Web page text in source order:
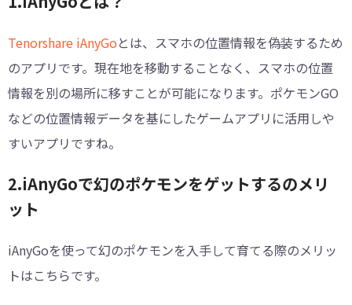
Tenorshare iAnyGoとは、スマホの位置情報を偽装するため
のアプリです。現在地を移動することなく、スマホの位置
情報を別の場所に移すことが可能になります。ポケモンGO
などの位置情報データを基にしたゲームアプリに活用しや
すいアプリですね。
2.iAnyGoで幻のポケモンをゲットするのメリ
ット
iAnyGoを使って幻のポケモンを入手して育てる際のメリッ
トはこちらです。